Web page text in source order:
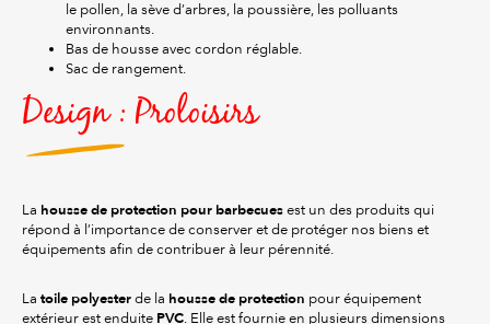
le pollen, la sève d’arbres, la poussière, les polluants
environnants.
Bas de housse avec cordon réglable.
Sac de rangement.
Design : Proloisirs
La housse de protection pour barbecues est un des produits qui
répond à l’importance de conserver et de protéger nos biens et
équipements afin de contribuer à leur pérennité.
La toile polyester de la housse de protection pour équipement
extérieur est enduite PVC. Elle est fournie en plusieurs dimensions